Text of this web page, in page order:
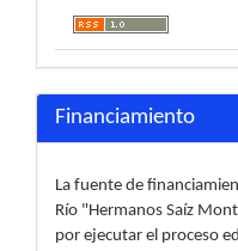
Financiamiento
La fuente de
Río "Hermanos Saíz
por ejecutar el proceso